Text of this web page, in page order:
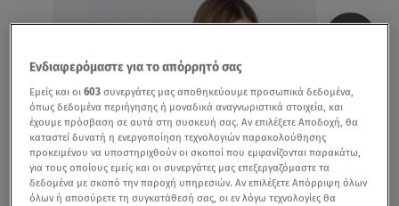
Ενδιαφερόμαστε για το απόρρητό σας
Εμείς και οι603 συνεργάτες μας αποθηκεύουμε προσωπικά δεδομένα,
όπως δεδομένα περιήγησης ή μοναδικά αναγνωριστικά στοιχεία, και
έχουμε πρόσβαση σε αυτά στη συσκευή σας. Αν επιλέξετε Αποδοχή, θα
καταστεί δυνατή η ενεργοποίηση τεχνολογιών παρακολούθησης
προκειμένου να υποστηριχθούν οι σκοποί που εμφανίζονται παρακάτω,
για τους οποίους εμείς και οι συνεργάτες μας επεξεργαζόμαστε τα
δεδομένα με σκοπό την παροχή υπηρεσιών. Αν επιλέξετε Απόρριψη όλων
όλων ή αποσύρετε τη συγκατάθεσή σας, οι εν λόγω τεχνολογίες θα